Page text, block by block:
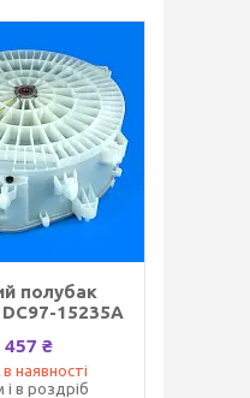
полубак
15235A
457 ₴
наявності
в роздріб